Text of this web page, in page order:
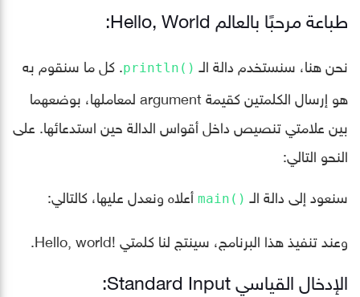
طباعة مرحبًا بالعالم Hello, World:
نحن هنا، سنستخدم دالة الـ ()println
. كل ما سنقوم به
هو إرسال الكلمتين كقيمة argument لمعاملها، بوضعهما
بين علامتي تنصيص داخل أقواس الدالة حين استدعائها. على
النحو التالي:
سنعود إلى دالة الـ ()main
أعلاه ونعدل عليها، كالتالي:
وعند تنفيذ هذا البرنامج، سينتج لنا كلمتي !Hello, world.
الإدخال القياسي Standard Input: